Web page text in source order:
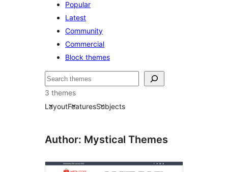
Popular
Latest
Community
Commercial
Block themes
Hľadať
3 themes
LayoutFeaturesSubjects
Author: Mystical Themes